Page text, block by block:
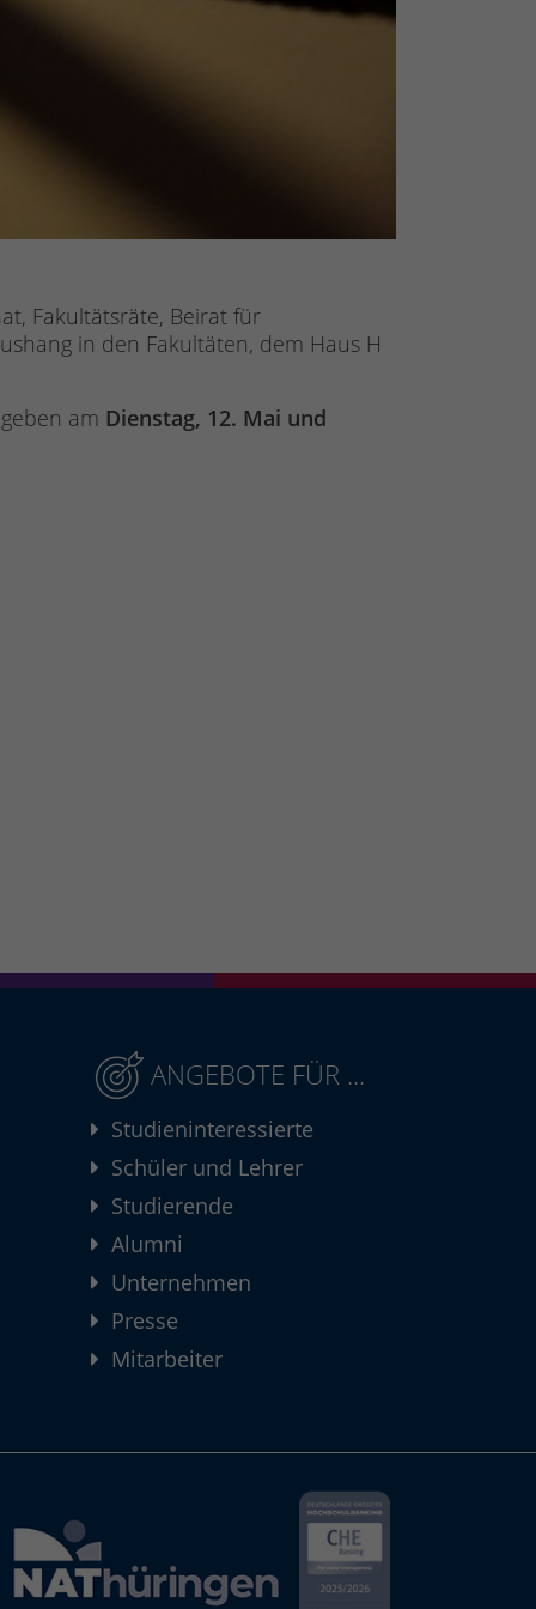
Fakultätsräte, Beirat für
in den Fakultäten, dem Haus H
am Dienstag, 12. Mai und
ANGEBOTE FÜR ...
Studieninteressierte
Schüler und Lehrer
Studierende
Alumni
Unternehmen
Presse
Mitarbeiter